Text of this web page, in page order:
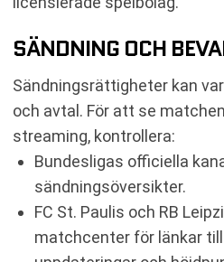
SÄNDNING OCH
Sändningsrättigheter kan
och avtal. För att se
streaming, kontrollera:
Bundesligas officiella
sändningsöversikter.
FC St. Paulis och RB
matchcenter för länkar till